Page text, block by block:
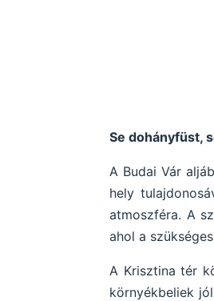
Se dohányfüst,
A Budai Vár
hely
atmoszféra. A
ahol a
A Krisztina tér
környékbeliek